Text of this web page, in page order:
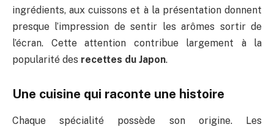
ingrédients, aux cuissons et à la présentation donnent
presque l’impression de sentir les arômes sortir de
l’écran. Cette attention contribue largement à la
popularité des recettes du Japon.
Une cuisine qui raconte une histoire
Chaque spécialité possède son origine. Les